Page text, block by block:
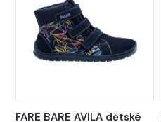
FARE BARE AVILA dětské